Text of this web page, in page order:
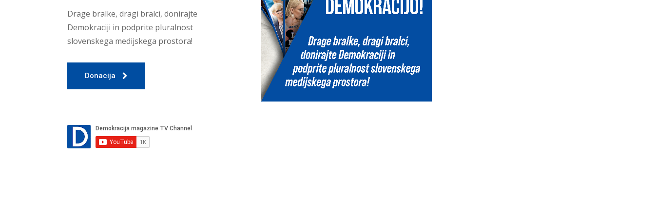
Drage bralke, dragi bralci, donirajte
Demokraciji in podprite pluralnost
slovenskega medijskega prostora!
Donacija